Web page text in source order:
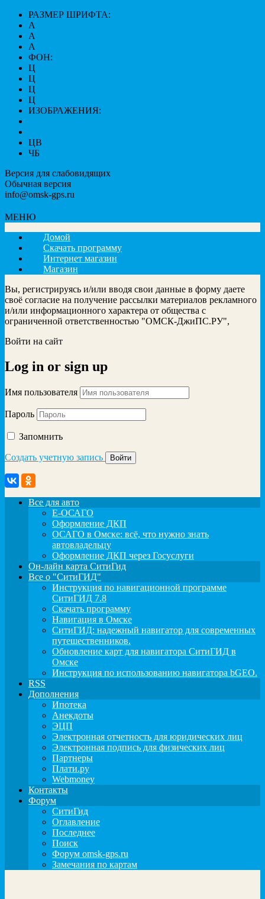
РАЗМЕР ШРИФТА:
A
A
A
ФОН:
Ц
Ц
Ц
Ц
ИЗОБРАЖЕНИЯ:
ЦВ
ЧБ
Версия для слабовидящих
Обычная версия
info@omsk-gps.ru
МЕНЮ
Домой
Скачать программу
Интернет магазин
Магазин
Вы, регистрируясь и/или вводя свои данные в форму даете
своё согласие на получение рассылки материалов рекламного
и/или информационного характера от общества с
ограниченной ответственностью "ОМСК-ДжиПС.РУ",
Войти на сайт
Log in or sign up
Имя пользователя
Пароль
Запомнить
Создать учетную запись
Все для авто
Е-ОСАГО
Оформление ДКП
ОСАГО в Омске: всё, что нужно знать
автовладельцу
Оформление ДКП через Госуслуги
Он-лайн карта СитиГид
Все о "СитиГИД"
Инструкция по навигационной программе
СитиГИД 7.8
Скачать программу
Навигация в Омске
СитиГИД: надежный навигатор для современных
путешественников.
Обновление карт для навигатора СитиГИД в
Омске
Инструкция по использованию навигатора bGEO.
RSS
Дополнения
Ипотека
Анекдоты
ЭЦП
Электронная отчетность для юридических лиц
Электронная подпись для физических лиц
Партнеры
Плати.ру
Webmoney
Контакты
Форум
СитиГид
Оглавление
Последнее
Поиск
Форум omsk-gps.ru
Замечания по картам